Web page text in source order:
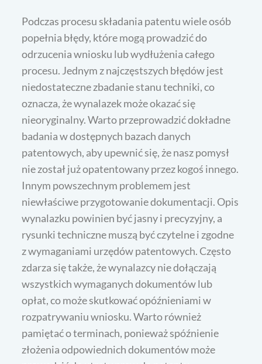
Podczas procesu składania patentu wiele osób
popełnia błędy, które mogą prowadzić do
odrzucenia wniosku lub wydłużenia całego
procesu. Jednym z najczęstszych błędów jest
niedostateczne zbadanie stanu techniki, co
oznacza, że wynalazek może okazać się
nieoryginalny. Warto przeprowadzić dokładne
badania w dostępnych bazach danych
patentowych, aby upewnić się, że nasz pomysł
nie został już opatentowany przez kogoś innego.
Innym powszechnym problemem jest
niewłaściwe przygotowanie dokumentacji. Opis
wynalazku powinien być jasny i precyzyjny, a
rysunki techniczne muszą być czytelne i zgodne
z wymaganiami urzędów patentowych. Często
zdarza się także, że wynalazcy nie dołączają
wszystkich wymaganych dokumentów lub
opłat, co może skutkować opóźnieniami w
rozpatrywaniu wniosku. Warto również
pamiętać o terminach, ponieważ spóźnienie
złożenia odpowiednich dokumentów może